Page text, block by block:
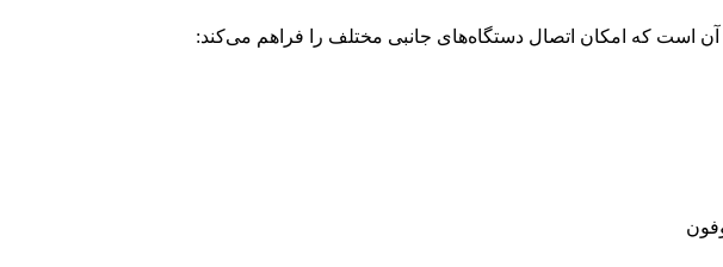
آن است که امکان اتصال دستگاه‌های جانبی مختلف را فراهم می‌کند: